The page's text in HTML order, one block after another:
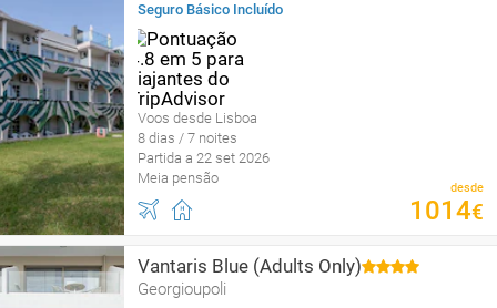
Seguro Básico Incluído
Voos desde Lisboa
8 dias / 7 noites
Partida a 22 set 2026
Meia pensão
desde
1014€
Vantaris Blue (Adults Only)
Georgioupoli